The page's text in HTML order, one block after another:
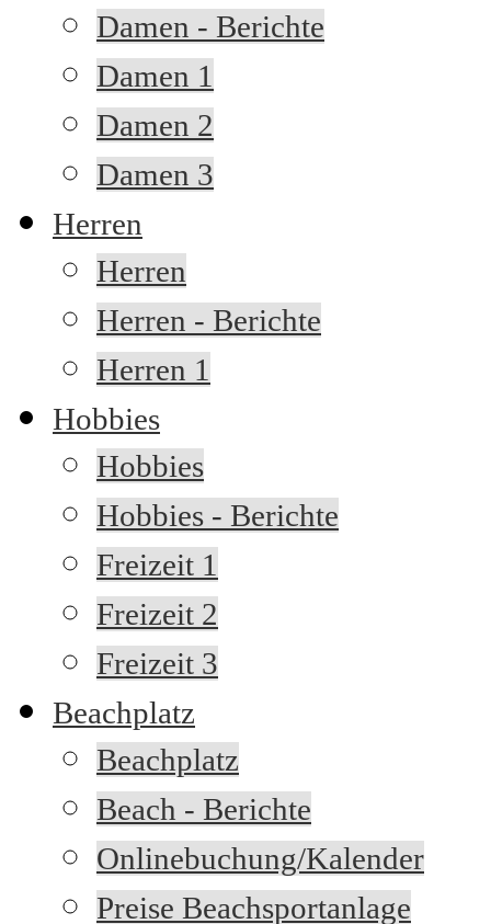
Damen - Berichte
Damen 1
Damen 2
Damen 3
Herren
Herren
Herren - Berichte
Herren 1
Hobbies
Hobbies
Hobbies - Berichte
Freizeit 1
Freizeit 2
Freizeit 3
Beachplatz
Beachplatz
Beach - Berichte
Onlinebuchung/Kalender
Preise Beachsportanlage